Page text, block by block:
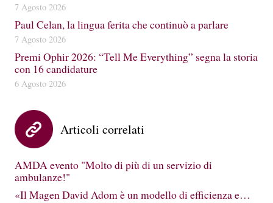
7 Agosto 2026
Paul Celan, la lingua ferita che continuò a parlare
7 Agosto 2026
Premi Ophir 2026: “Tell Me Everything” segna la storia
con 16 candidature
6 Agosto 2026
Articoli correlati
AMDA evento "Molto di più di un servizio di
ambulanze!"
«Il Magen David Adom è un modello di efficienza e…